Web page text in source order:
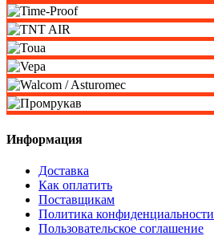
Информация
Доставка
Как оплатить
Поставщикам
Политика конфиденциальности
Пользовательское соглашение